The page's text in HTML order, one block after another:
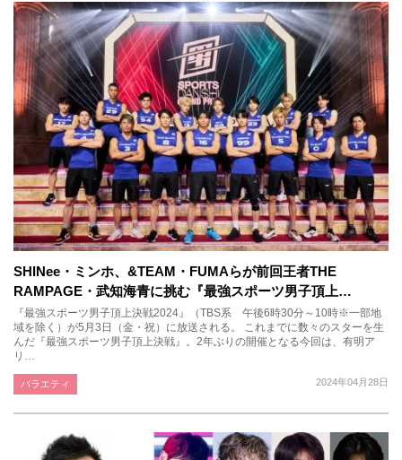
SHINee・ミンホ、&TEAM・FUMAらが前回王者THE
RAMPAGE・武知海青に挑む『最強スポーツ男子頂上…
『最強スポーツ男子頂上決戦2024』（TBS系 午後6時30分～10時※一部地
域を除く）が5月3日（金・祝）に放送される。 これまでに数々のスターを生
んだ『最強スポーツ男子頂上決戦』。2年ぶりの開催となる今回は、有明ア
リ…
2024年04月28日
バラエティ